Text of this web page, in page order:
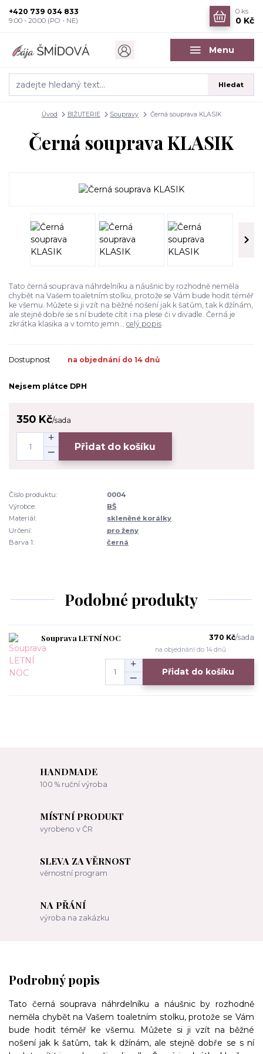
Menu
Hledat
+420 739 034 833
9:00 - 20:00 (PO - NE)
0 ks
0 Kč
Úvod BIŽUTERIE Soupravy Černá souprava KLASIK
Černá souprava KLASIK
Tato černá souprava náhrdelníku a náušnic by rozhodně neměla
chybět na Vašem toaletním stolku, protože se Vám bude hodit téměř
ke všemu. Můžete si ji vzít na běžné nošení jak k šatům, tak k džínám,
ale stejně dobře se s ní budete cítit i na plese či v divadle. Černá je
zkrátka klasika a v tomto jemn... celý popis
Dostupnost na objednání do 14 dnů
Nejsem plátce DPH
350 Kč/sada
Přidat do košíku
Číslo produktu:
0004
Výrobce:
BŠ
Materiál:
skleněné korálky
Určení:
pro ženy
Barva 1:
černá
Podobné produkty
Souprava LETNÍ NOC 370 Kč/sada
na objednání do 14 dnů
Přidat do košíku
HANDMADE
100 % ruční výroba
MÍSTNÍ PRODUKT
vyrobeno v ČR
SLEVA ZA VĚRNOST
věrnostní program
NA PŘÁNÍ
výroba na zakázku
Podrobný popis
Tato černá souprava náhrdelníku a náušnic by rozhodně
neměla chybět na Vašem toaletním stolku, protože se Vám
bude hodit téměř ke všemu. Můžete si ji vzít na běžné
nošení jak k šatům, tak k džínám, ale stejně dobře se s ní